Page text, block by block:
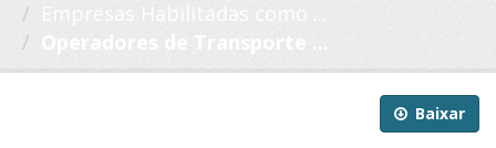
Baixar